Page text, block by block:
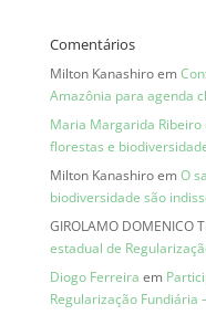
Comentários
Milton Kanashiroem
Amazônia para agenda
Maria Margarida Ribeiro
florestas e
Milton Kanashiroem O
biodiversidade são
GIROLAMO DOMENICO
estadual de
Diogo Ferreira em
Regularização Fundiária